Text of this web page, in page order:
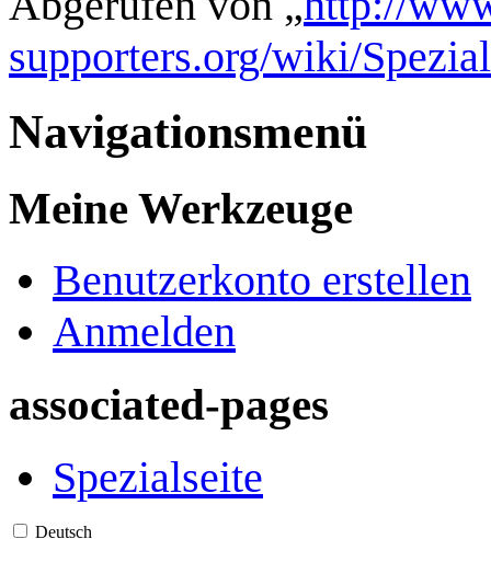
supporters.org/wiki/
Navigationsmenü
Meine Werkzeuge
Benutzerkonto erstellen
Anmelden
associated-pages
Spezialseite
Deutsch